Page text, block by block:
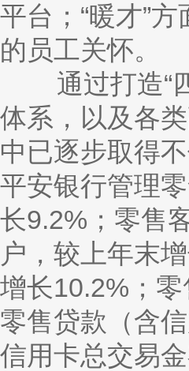
平台；“暖才”
的员工关怀。
通过打造“四
体系，以及各
中已逐步取得
平安银行管理
长9.2%；零售
户，较上年末
增长10.2%；
零售贷款（含
信用卡总交易